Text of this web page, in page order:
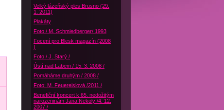
Velký lázeňský ples Brusno (29.
1. 2011)
Plakáty
Foto / M. Schmiedberger/ 1993
Focení pro Blesk magazín (2008
)
Foto / J. Starý /
Ústí nad Labem / 15. 3. 2008 /
Pomáháme druhým / 2008 /
Foto: M. Feuereislová /2011 /
Benefiční koncert k 65. nedožitým
narozeninám Jana Nekoly /4. 12.
2007 /